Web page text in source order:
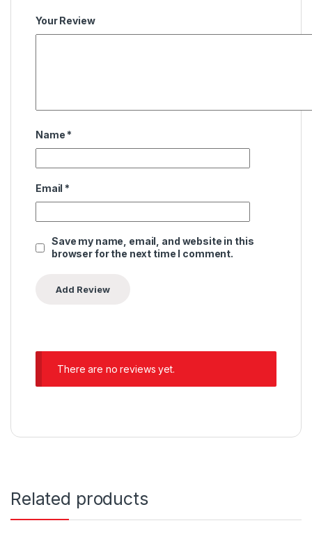
Your Review
Name *
Email *
Save my name, email, and website in this
browser for the next time I comment.
There are no reviews yet.
Related products